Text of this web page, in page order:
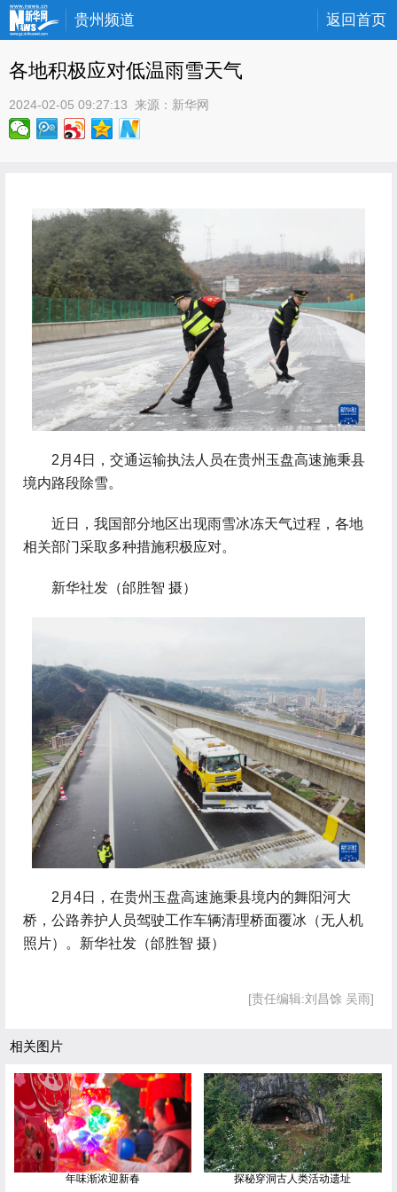
贵州频道 返回首页
各地积极应对低温雨雪天气
2024-02-05 09:27:13 来源： 新华网
2月4日，交通运输执法人员在贵州玉盘高速施秉县
境内路段除雪。
近日，我国部分地区出现雨雪冰冻天气过程，各地
相关部门采取多种措施积极应对。
新华社发（邰胜智 摄）
2月4日，在贵州玉盘高速施秉县境内的舞阳河大
桥，公路养护人员驾驶工作车辆清理桥面覆冰（无人机
照片）。新华社发（邰胜智 摄）
[责任编辑:刘昌馀 吴雨]
相关图片
年味渐浓迎新春 探秘穿洞古人类活动遗址